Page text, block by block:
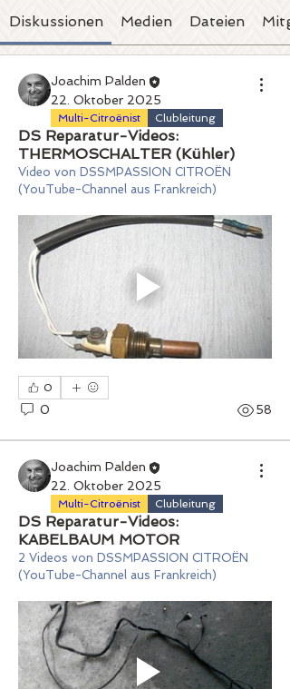
Diskussionen Medien Dateien
Joachim Palden
22. Oktober 2025
Multi-Citroënist Clubleitung
DS Reparatur-Videos:
THERMOSCHALTER (Kühler)
Video von DSSMPASSION CITROËN
(YouTube-Channel aus Frankreich)
0
0 58
Joachim Palden
22. Oktober 2025
Multi-Citroënist Clubleitung
DS Reparatur-Videos:
KABELBAUM MOTOR
2 Videos von DSSMPASSION CITROËN
(YouTube-Channel aus Frankreich)